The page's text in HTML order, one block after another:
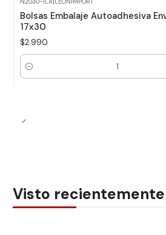
Bolsas Embalaje Autoadhesiva
17x30
$2.990
Cantidad
Visto recientemente